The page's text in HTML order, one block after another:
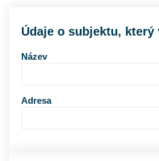
Údaje o subjektu, který
Název
Adresa